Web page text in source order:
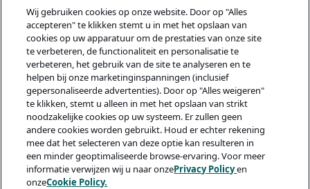
Wij gebruiken cookies op onze website. Door op "Alles
accepteren" te klikken stemt u in met het opslaan van
cookies op uw apparatuur om de prestaties van onze site
te verbeteren, de functionaliteit en personalisatie te
verbeteren, het gebruik van de site te analyseren en te
helpen bij onze marketinginspanningen (inclusief
gepersonaliseerde advertenties). Door op "Alles weigeren"
te klikken, stemt u alleen in met het opslaan van strikt
noodzakelijke cookies op uw systeem. Er zullen geen
andere cookies worden gebruikt. Houd er echter rekening
mee dat het selecteren van deze optie kan resulteren in
een minder geoptimaliseerde browse-ervaring. Voor meer
informatie verwijzen wij u naar onzePrivacy Policyen
onzeCookie Policy.